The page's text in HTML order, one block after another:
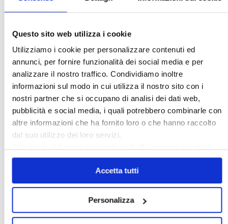
Questo sito web utilizza i cookie
Utilizziamo i cookie per personalizzare contenuti ed
annunci, per fornire funzionalità dei social media e per
analizzare il nostro traffico. Condividiamo inoltre
informazioni sul modo in cui utilizza il nostro sito con i
nostri partner che si occupano di analisi dei dati web,
pubblicità e social media, i quali potrebbero combinarle con
altre informazioni che ha fornito loro o che hanno raccolto
dal suo utilizzo dei loro servizi.
solo i cookie necessari.
Accetta tutti
Personalizza
Cerca
〉 Area riservata Associazioni
〉 5 ragioni per aderire a Confedilizia